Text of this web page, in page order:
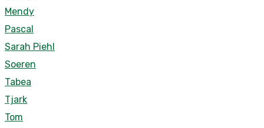
Mendy
Pascal
Sarah Piehl
Soeren
Tabea
Tjark
Tom